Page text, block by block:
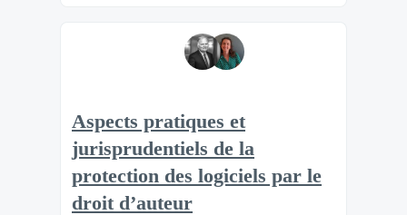
Aspects pratiques et
jurisprudentiels de la
protection des logiciels par le
droit d’auteur